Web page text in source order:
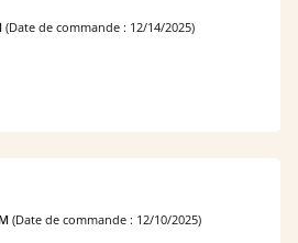
(Date de commande : 12/14/2025)
(Date de commande : 12/10/2025)